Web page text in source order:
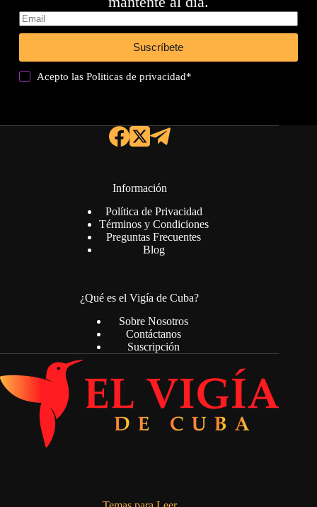
Suscríbete
Acepto lasPoliticas de privacidad*
Información
Política de Privacidad
Términos y Condiciones
Preguntas Frecuentes
Blog
¿Qué es el Vigía de Cuba?
Sobre Nosotros
Contáctanos
Suscripción